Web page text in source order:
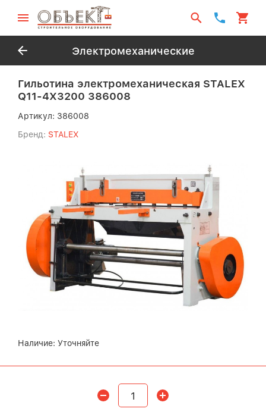
Электромеханические
Гильотина электромеханическая STALEX
Q11-4X3200 386008
Артикул: 386008
Бренд: STALEX
Наличие: Уточняйте